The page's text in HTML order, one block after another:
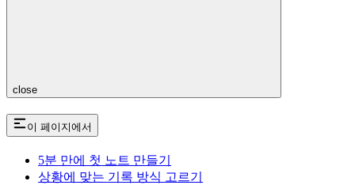
close
이 페이지에서
5분 만에 첫 노트 만들기
상황에 맞는 기록 방식 고르기